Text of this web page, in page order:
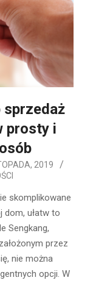
sprzedaż
prosty i
2019
skomplikowane
dom, ułatw to
Sengkang,
przez
nie można
opcji. W